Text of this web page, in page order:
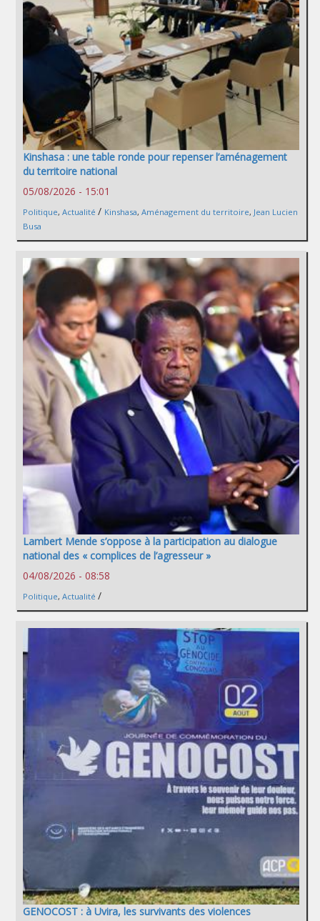
Kinshasa : une table ronde pour repenser l’aménagement
du territoire national
05/08/2026 - 15:01
Politique, Actualité / Kinshasa, Aménagement du territoire, Jean Lucien
Busa
Lambert Mende s’oppose à la participation au dialogue
national des « complices de l’agresseur »
04/08/2026 - 08:58
Politique, Actualité /
GENOCOST : à Uvira, les survivants des violences